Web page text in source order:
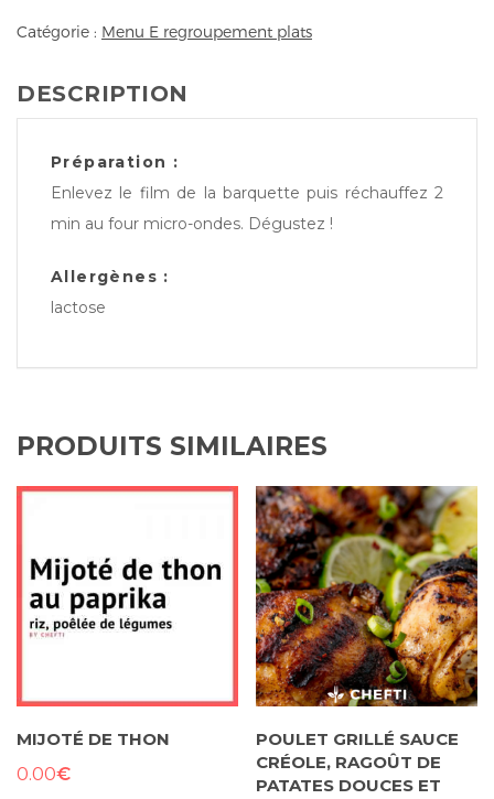
Catégorie : Menu E regroupement plats
DESCRIPTION
Préparation :
Enlevez le film de la barquette puis réchauffez 2
min au four micro-ondes. Dégustez !
Allergènes :
lactose
PRODUITS SIMILAIRES
MIJOTÉ DE THON
0.00€
POULET GRILLÉ SAUCE
CRÉOLE, RAGOÛT DE
PATATES DOUCES ET